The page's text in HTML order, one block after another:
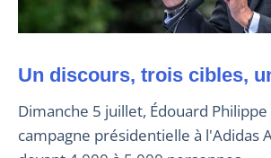
Un discours, trois cibles,
Dimanche 5 juillet, Édouard Philippe a lancé sa
campagne présidentielle à l'Adidas